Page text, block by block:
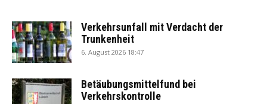
Verkehrsunfall mit Verdacht der
Trunkenheit
6. August 2026 18:47
Betäubungsmittelfund bei
Verkehrskontrolle